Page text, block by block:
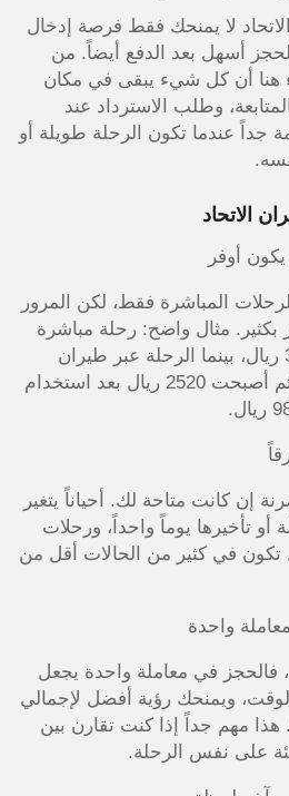
لا يمنحك فقط فرصة إدخال
أسهل بعد الدفع أيضاً. من
هنا أن كل شيء يبقى في مكان
وطلب الاسترداد عند
جداً عندما تكون الرحلة طويلة أو
الاتحاد
المباشرة فقط، لكن المرور
بكثير. مثال واضح: رحلة مباشرة
على ناقل آخر كانت 3500 ريال، بينما الرحلة عبر طيران
إن كانت متاحة لك. أحياناً يتغير
أو تأخيرها يوماً واحداً، ورحلات
تكون في كثير من الحالات أقل من
فالحجز في معاملة واحدة يجعل
ويمنحك رؤية أفضل لإجمالي
. هذا مهم جداً إذا كنت تقارن بين
على نفس الرحلة.